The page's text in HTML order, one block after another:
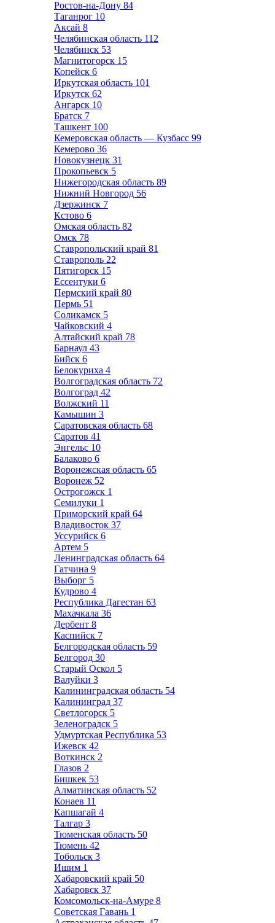
Ростов-на-Дону 84
Таганрог 10
Аксай 8
Челябинская область 112
Челябинск 53
Магнитогорск 15
Копейск 6
Иркутская область 101
Иркутск 62
Ангарск 10
Братск 7
Ташкент 100
Кемеровская область — Кузбасс 99
Кемерово 36
Новокузнецк 31
Прокопьевск 5
Нижегородская область 89
Нижний Новгород 56
Дзержинск 7
Кстово 6
Омская область 82
Омск 78
Ставропольский край 81
Ставрополь 22
Пятигорск 15
Ессентуки 6
Пермский край 80
Пермь 51
Соликамск 5
Чайковский 4
Алтайский край 78
Барнаул 43
Бийск 6
Белокуриха 4
Волгоградская область 72
Волгоград 42
Волжский 11
Камышин 3
Саратовская область 68
Саратов 41
Энгельс 10
Балаково 6
Воронежская область 65
Воронеж 52
Острогожск 1
Семилуки 1
Приморский край 64
Владивосток 37
Уссурийск 6
Артем 5
Ленинградская область 64
Гатчина 9
Выборг 5
Кудрово 4
Республика Дагестан 63
Махачкала 36
Дербент 8
Каспийск 7
Белгородская область 59
Белгород 30
Старый Оскол 5
Валуйки 3
Калининградская область 54
Калининград 37
Светлогорск 5
Зеленоградск 5
Удмуртская Республика 53
Ижевск 42
Воткинск 2
Глазов 2
Бишкек 53
Алматинская область 52
Конаев 11
Капшагай 4
Талгар 3
Тюменская область 50
Тюмень 42
Тобольск 3
Ишим 1
Хабаровский край 50
Хабаровск 37
Комсомольск-на-Амуре 8
Советская Гавань 1